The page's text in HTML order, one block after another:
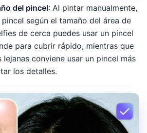
del pincel: Al pintar manualmente,
según el tamaño del área de
de cerca puedes usar un pincel
para cubrir rápido, mientras que
conviene usar un pincel más
los detalles.